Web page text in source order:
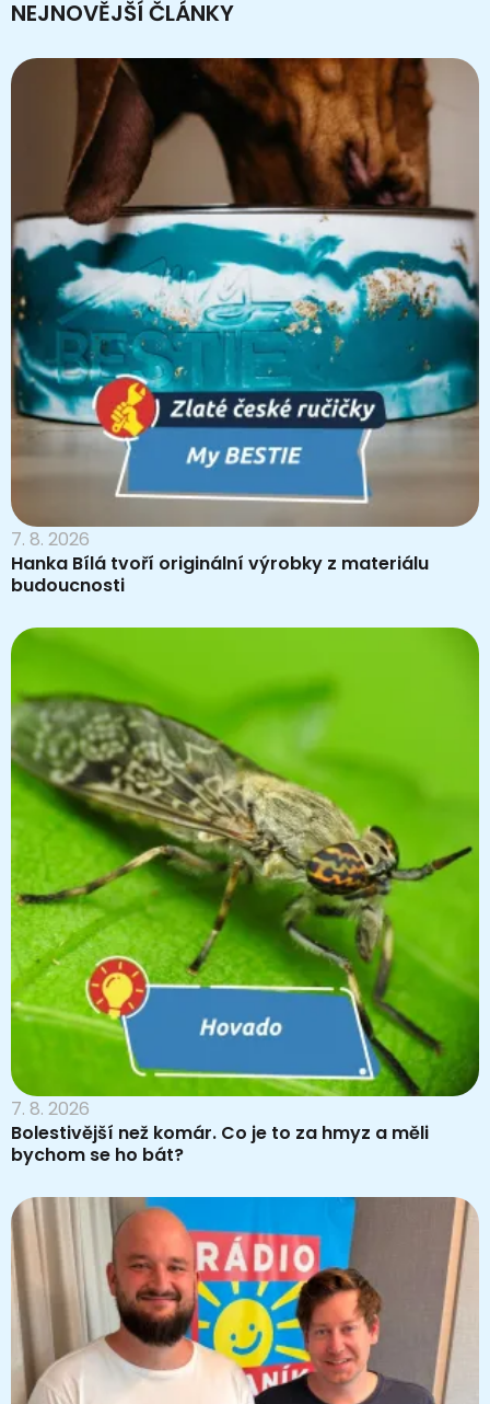
NEJNOVĚJŠÍ ČLÁNKY
7. 8. 2026
Hanka Bílá tvoří originální výrobky z materiálu
budoucnosti
7. 8. 2026
Bolestivější než komár. Co je to za hmyz a měli
bychom se ho bát?